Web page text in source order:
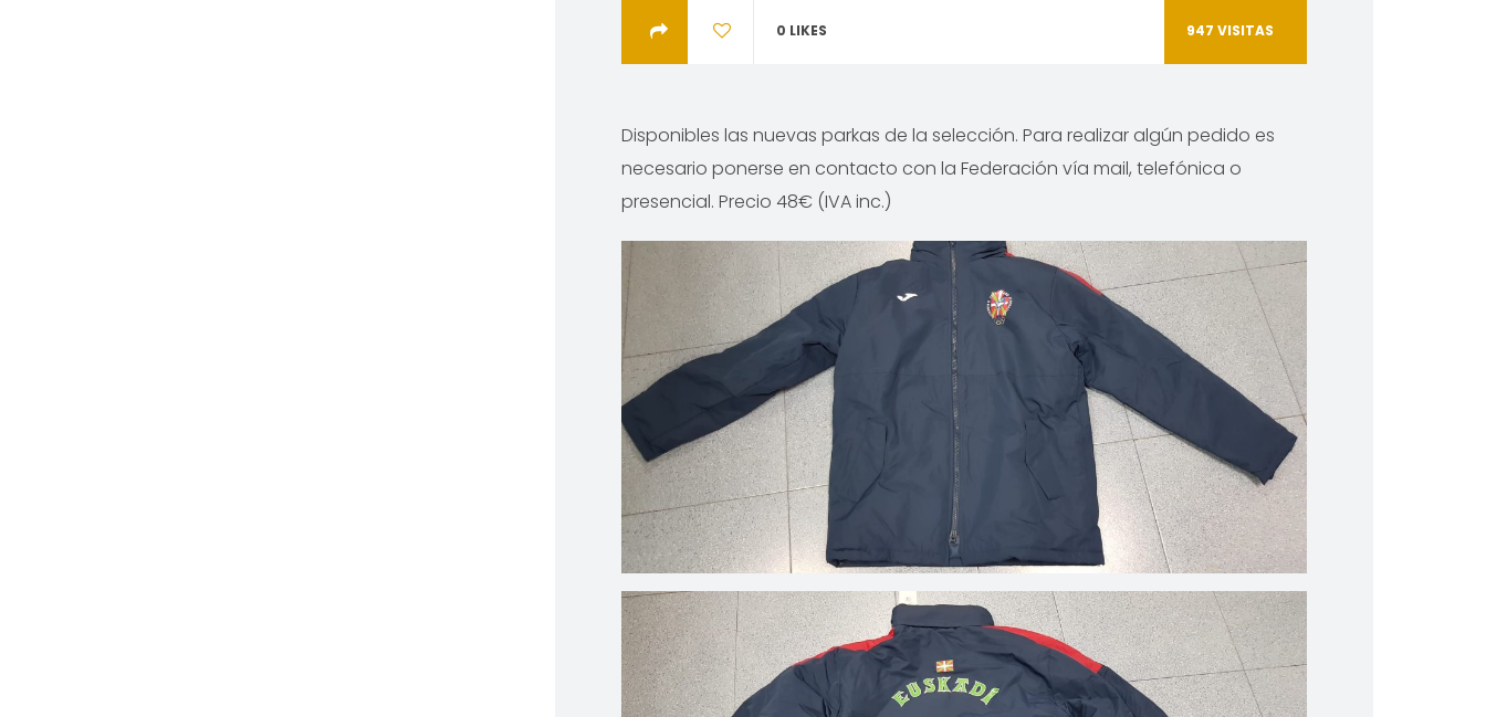
0 LIKES 947 VISITAS
Disponibles las nuevas parkas de la selección. Para realizar algún pedido es
necesario ponerse en contacto con la Federación vía mail, telefónica o
presencial. Precio 48€ (IVA inc.)